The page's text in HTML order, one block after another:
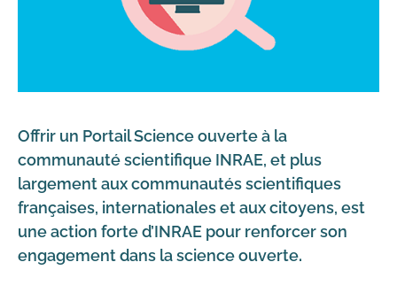
Offrir un Portail Science ouverte à la
communauté scientifique INRAE, et plus
largement aux communautés scientifiques
françaises, internationales et aux citoyens, est
une action forte d’INRAE pour renforcer son
engagement dans la science ouverte.